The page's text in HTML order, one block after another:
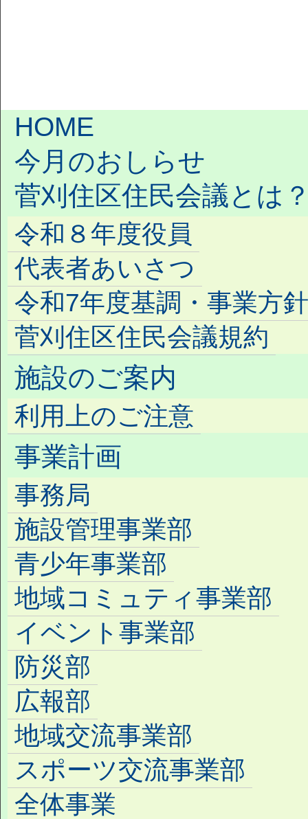
HOME
今月のおしらせ
菅刈住区住民会議とは
令和８年度役員
代表者あいさつ
令和7年度基調・事業方針
菅刈住区住民会議規約
施設のご案内
利用上のご注意
事業計画
事務局
施設管理事業部
青少年事業部
地域コミュティ事業部
イベント事業部
防災部
広報部
地域交流事業部
スポーツ交流事業部
全体事業